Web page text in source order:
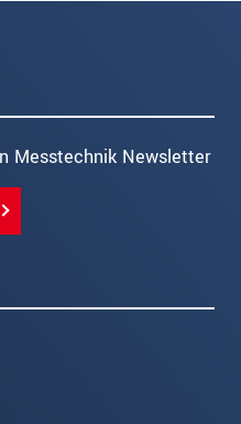
Messtechnik Newsletter